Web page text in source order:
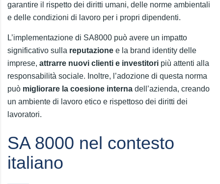
garantire il rispetto dei diritti umani, delle norme ambientali
e delle condizioni di lavoro per i propri dipendenti.
L’implementazione di SA8000 può avere un impatto
significativo sulla reputazione e la brand identity delle
imprese, attrarre nuovi clienti e investitori più attenti alla
responsabilità sociale. Inoltre, l’adozione di questa norma
può migliorare la coesione interna dell’azienda, creando
un ambiente di lavoro etico e rispettoso dei diritti dei
lavoratori.
SA 8000 nel contesto
italiano